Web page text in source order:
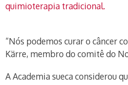
quimioterapia tradicional.
“Nós podemos curar o câncer
Kärre, membro do comitê do
A Academia sueca considerou